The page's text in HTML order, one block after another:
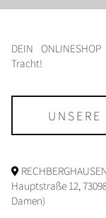
DEIN
Tracht!
UNSERE
Hauptstraße 12,
Damen)